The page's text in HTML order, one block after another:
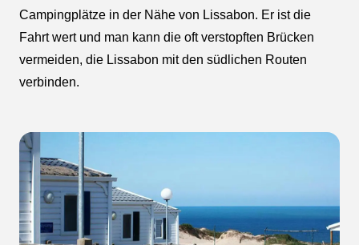
Campingplätze in der Nähe von Lissabon. Er ist die
Fahrt wert und man kann die oft verstopften Brücken
vermeiden, die Lissabon mit den südlichen Routen
verbinden.